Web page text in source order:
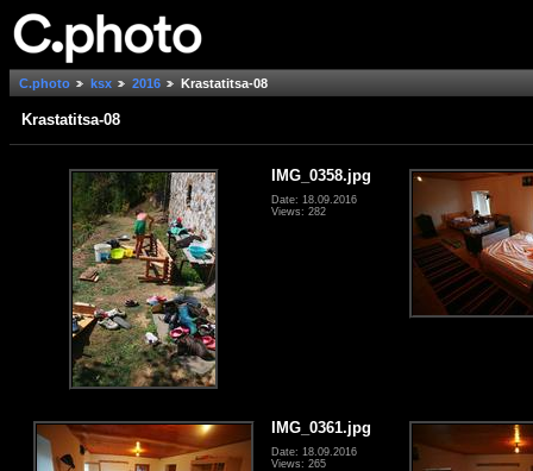
C.photo ksx 2016 Krastatitsa-08
Krastatitsa-08
IMG_0358.jpg
Date: 18.09.2016
Views: 282
IMG_0361.jpg
Date: 18.09.2016
Views: 265